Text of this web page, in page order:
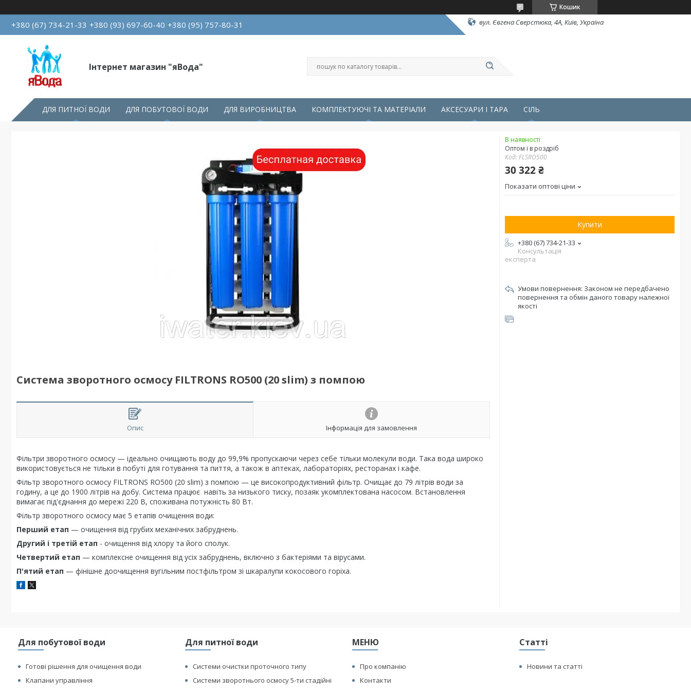
Кошик
+380 (67) 734-21-33 +380 (93) 697-60-40 +380 (95) 757-80-31 вул. Євгена Сверстюка, 4А, Київ, Україна
Інтернет магазин "яВода"
ДЛЯ ПИТНОЇ ВОДИ ДЛЯ ПОБУТОВОЇ ВОДИ ДЛЯ ВИРОБНИЦТВА КОМПЛЕКТУЮЧІ ТА МАТЕРІАЛИ АКСЕСУАРИ І ТАРА СІЛЬ
Система зворотного осмосу FILTRONS RO500 (20 slim) з помпою
Опис Інформація для замовлення
Фільтри зворотного осмосу — ідеально очищають воду до 99,9% пропускаючи через себе тільки молекули води. Така вода широко
використовується не тільки в побуті для готування та пиття, а також в аптеках, лабораторіях, ресторанах і кафе.
Фільтр зворотного осмосу FILTRONS RO500 (20 slim) з помпою — це високопродуктивний фільтр. Очищає до 79 літрів води за
годину, а це до 1900 літрів на добу. Система працює навіть за низького тиску, позаяк укомплектована насосом. Встановлення
вимагає під'єднання до мережі 220 В, споживана потужність 80 Вт.
Фільтр зворотного осмосу має 5 етапів очищення води:
Перший етап — очищення від грубих механічних забруднень.
Другий і третій етап - очищення від хлору та його сполук.
Четвертий етап — комплексне очищення від усіх забруднень, включно з бактеріями та вірусами.
П'ятий етап — фінішне доочищення вугільним постфільтром зі шкаралупи кокосового горіха.
В наявності
Оптом і в роздріб
Код:FLSRO500
30 322 ₴
Показати оптові ціни
Купити
+380 (67) 734-21-33
Консультація
експерта
Законом не передбачено
повернення та обмін даного товару належної
якості
Для побутової води
Готові рішення для очищення води
Клапани управління
Для питної води
Системи очистки проточного типу
Системи зворотнього осмосу 5-ти стадійні
МЕНЮ
Про компанію
Контакти
Статті
Новини та статті